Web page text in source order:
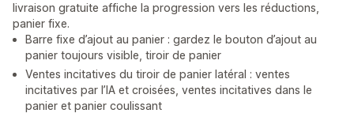
livraison gratuite affiche la progression vers les réductions,
panier fixe.
Barre fixe d’ajout au panier : gardez le bouton d’ajout au
panier toujours visible, tiroir de panier
Ventes incitatives du tiroir de panier latéral : ventes
incitatives par l’IA et croisées, ventes incitatives dans le
panier et panier coulissant